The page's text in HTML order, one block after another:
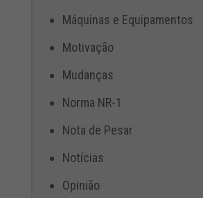
Máquinas e Equipamentos
Motivação
Mudanças
Norma NR-1
Nota de Pesar
Notícias
Opinião